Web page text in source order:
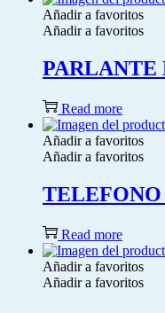
Añadir a favoritos
Añadir a favoritos
PARLANTE
Read more
Añadir a favoritos
Añadir a favoritos
Read more
Añadir a favoritos
Añadir a favoritos